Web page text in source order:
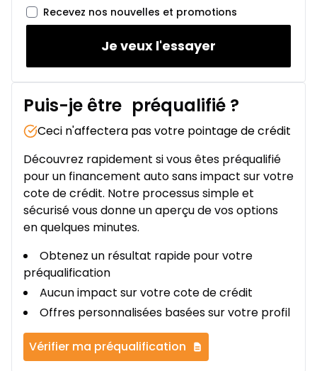
Recevez nos nouvelles et promotions
Je veux l'essayer
Puis-je être préqualifié ?
Ceci n'affectera pas votre pointage de crédit
Découvrez rapidement si vous êtes préqualifié
pour un financement auto sans impact sur votre
cote de crédit. Notre processus simple et
sécurisé vous donne un aperçu de vos options
en quelques minutes.
Obtenez un résultat rapide pour votre
préqualification
Aucun impact sur votre cote de crédit
Offres personnalisées basées sur votre profil
Vérifier ma préqualification